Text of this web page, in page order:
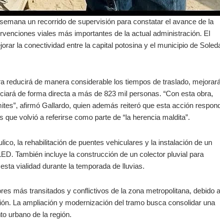
un recorrido de supervisión para constatar el avance de la
viales más importantes de la actual administración. El
la conectividad entre la capital potosina y el municipio de
reducirá de manera considerable los tiempos de traslado,
de forma directa a más de 823 mil personas. “Con esta obra,
afirmó Gallardo, quien además reiteró que esta acción
volvió a referirse como parte de “la herencia maldita”.
la rehabilitación de puentes vehiculares y la instalación de un
También incluye la construcción de un colector pluvial para
vialidad durante la temporada de lluvias.
más transitados y conflictivos de la zona metropolitana, debido a
La ampliación y modernización del tramo busca consolidar una
urbano de la región.